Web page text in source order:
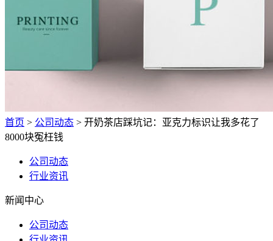
首页 > 公司动态 > 开奶茶店踩坑记：亚克力标识让我多花了
8000块冤枉钱
公司动态
行业资讯
新闻中心
公司动态